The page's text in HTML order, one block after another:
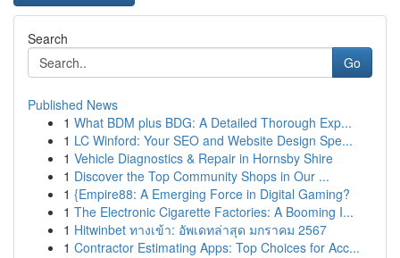
Search
Go
Published News
1 What BDM plus BDG: A Detailed Thorough Exp...
1 LC Winford: Your SEO and Website Design Spe...
1 Vehicle Diagnostics & Repair in Hornsby Shire
1 Discover the Top Community Shops in Our ...
1 {Empire88: A Emerging Force in Digital Gaming?
1 The Electronic Cigarette Factories: A Booming I...
1 Hitwinbet ทางเข้า: อัพเดทล่าสุด มกราคม 2567
1 Contractor Estimating Apps: Top Choices for Acc...